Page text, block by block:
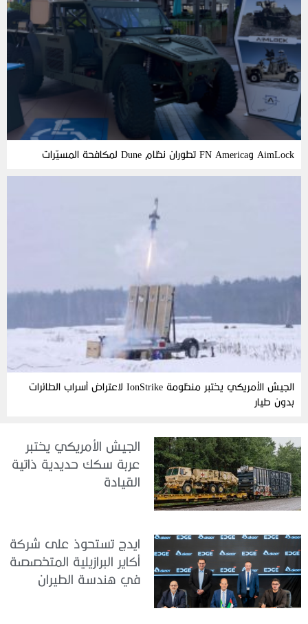
AimLock وFN America تطوران نظام Dune لمكافحة المسيّرات
الجيش الأمريكي يختبر منظومة IonStrike لاعتراض أسراب الطائرات
بدون طيار
الجيش الأمريكي يختبر
عربة سكك حديدية ذاتية
القيادة
ايدج تستحوذ على شركة
أكاير البرازيلية المتخصصة
في هندسة الطيران